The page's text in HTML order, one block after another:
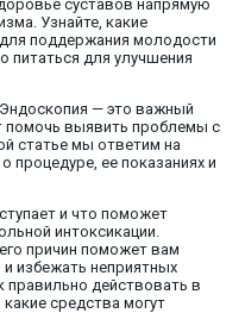
суставов напрямую
Узнайте, какие
поддержания молодости
питаться для улучшения
— это важный
помочь выявить проблемы с
статье мы ответим на
ее показаниях и
и что поможет
интоксикации.
причин поможет вам
избежать неприятных
действовать в
средства могут